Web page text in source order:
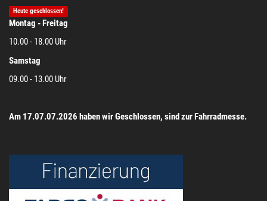
Heute geschlossen!
Montag - Freitag
10.00 - 18.00 Uhr
Samstag
09.00 - 13.00 Uhr
Am 17.07.07.2026 haben wir Geschlossen, sind zur Fahrradmesse.